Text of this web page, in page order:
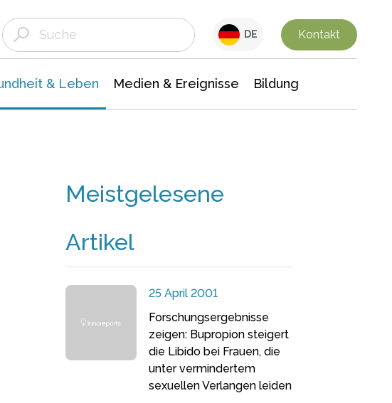
DE Kontakt
& Leben Medien & Ereignisse Bildung
Meistgelesene
Artikel
25 April 2001
Forschungsergebnisse
zeigen: Bupropion steigert
die Libido bei Frauen, die
unter vermindertem
sexuellen Verlangen leiden